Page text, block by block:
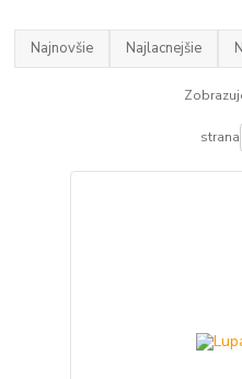
Najnovšie Najlacnejšie
strana